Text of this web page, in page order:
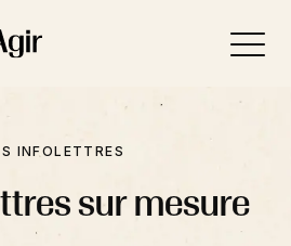
INFOLETTRES
sur mesure